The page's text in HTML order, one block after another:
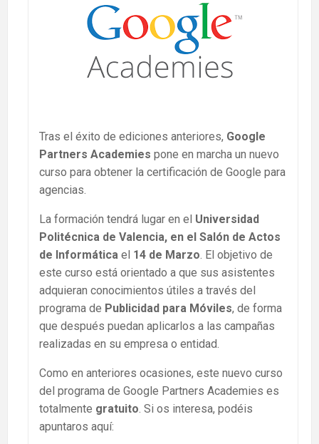
Tras el éxito de ediciones anteriores, Google
Partners Academies pone en marcha un nuevo
curso para obtener la certificación de Google para
agencias.
La formación tendrá lugar en el Universidad
Politécnica de Valencia, en el Salón de Actos
de Informática el 14 de Marzo. El objetivo de
este curso está orientado a que sus asistentes
adquieran conocimientos útiles a través del
programa de Publicidad para Móviles, de forma
que después puedan aplicarlos a las campañas
realizadas en su empresa o entidad.
Como en anteriores ocasiones, este nuevo curso
del programa de Google Partners Academies es
totalmente gratuito. Si os interesa, podéis
apuntaros aquí: